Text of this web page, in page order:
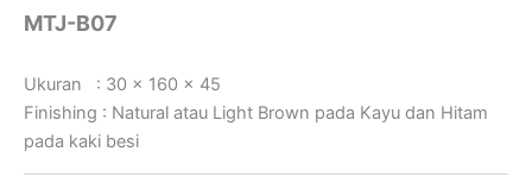
MTJ-B07
Ukuran : 30 x 160 x 45
Finishing : Natural atau Light Brown pada Kayu dan Hitam
pada kaki besi